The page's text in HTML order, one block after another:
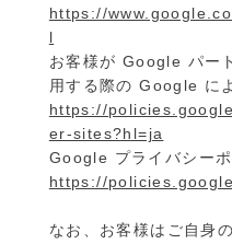
https://
l
お客様が Google パー
用する際の Google に
https://
er-sites?hl=ja
Google プライバシーポ
https://
なお、お客様はご自身